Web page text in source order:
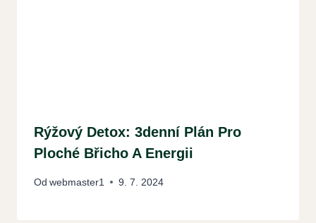
Rýžový Detox: 3denní Plán Pro
Ploché Břicho A Energii
Od webmaster1 9. 7. 2024